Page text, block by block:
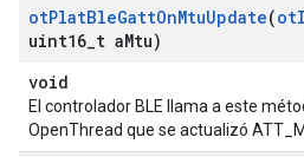
otPlatBleGattOnMtuUpdate(ot
uint16 t aMtu)
void
El controlador BLE llama a este
OpenThread que se actualizó